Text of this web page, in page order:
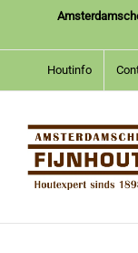
inhoud
Houtinfo